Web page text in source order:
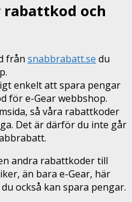
rabattkod och
från snabbrabatt.se du
enkelt att spara pengar
för e-Gear webbshop.
så våra rabattkoder
Det är därför du inte går
andra rabattkoder till
än bara e-Gear, här
också kan spara pengar.